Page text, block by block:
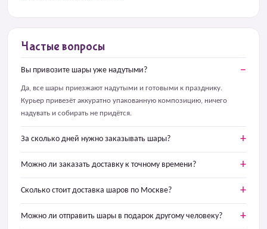
Частые вопросы
Вы привозите шары уже надутыми?
Да, все шары приезжают надутыми и готовыми к празднику.
Курьер привезёт аккуратно упакованную композицию, ничего
надувать и собирать не придётся.
За сколько дней нужно заказывать шары?
Можно ли заказать доставку к точному времени?
Сколько стоит доставка шаров по Москве?
Можно ли отправить шары в подарок другому человеку?